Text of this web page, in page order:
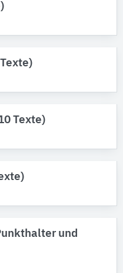
Texte)
und